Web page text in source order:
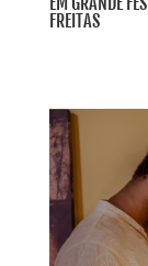
FREITAS